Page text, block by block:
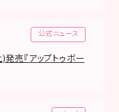
公式ニュース
売『アップトゥボー